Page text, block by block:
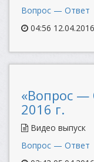
Вопрос — Ответ
04:56 12.04.2016
«Вопрос —
2016 г.
Видео выпуск
Вопрос — Ответ